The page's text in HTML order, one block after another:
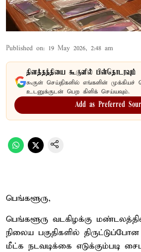
Published on: 19 May 2026, 2:48 am
தினத்தந்தியை கூகுளில் பின்தொடரவும்
கூகுள் செய்திகளில் எங்களின் முக்கியச்
உடனுக்குடன் பெற கிளிக் செய்யவும்.
Add as Preferred
பெங்களூரு,
பெங்களூரு வடகிழக்கு
நிலைய பகுதிகளில்
மீட்க நடவடிக்கை எடுக்கும்படி